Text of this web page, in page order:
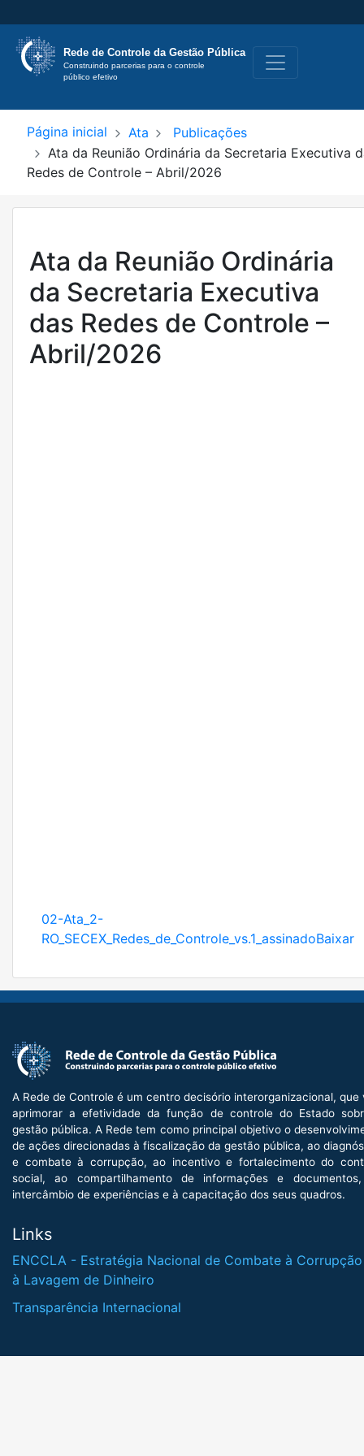
Rede de Controle da Gestão Pública
Construindo parcerias para o controle
público efetivo
Página inicial Ata
Publicações
Ata da Reunião Ordinária da Secretaria Executiva
Redes de Controle – Abril/2026
Ata da Reunião Ordinária
da Secretaria Executiva
das Redes de Controle –
Abril/2026
02-Ata_2-
RO_SECEX_Redes_de_Controle_vs.1_assinadoBaixar
A Rede de Controle é um centro decisório interorganizacional, que
aprimorar a efetividade da função de controle do Estado
gestão pública. A Rede tem como principal objetivo o
de ações direcionadas à fiscalização da gestão pública, ao
e combate à corrupção, ao incentivo e fortalecimento do
social, ao compartilhamento de informações e
intercâmbio de experiências e à capacitação dos seus quadros.
Links
ENCCLA - Estratégia Nacional de Combate à
à Lavagem de Dinheiro
Transparência Internacional